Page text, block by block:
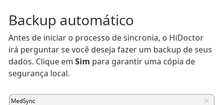
Backup automático
Antes de iniciar o processo de sincronia, o HiDoctor
irá perguntar se você deseja fazer um backup de seus
dados. Clique em Sim para garantir uma cópia de
segurança local.